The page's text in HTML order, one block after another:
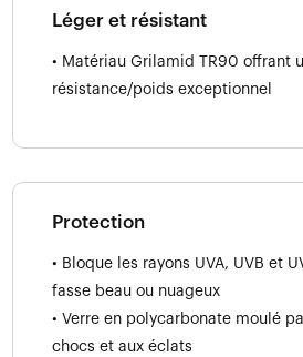
Léger et résistant
• Matériau Grilamid TR90 offrant
résistance/poids exceptionnel
Protection
• Bloque les rayons UVA, UVB et
fasse beau ou nuageux
• Verre en polycarbonate moulé
chocs et aux éclats